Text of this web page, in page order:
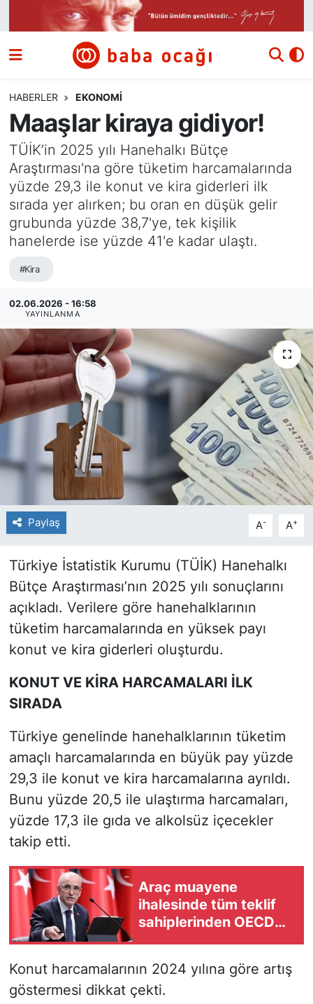
HABERLER EKONOMI
Maaşlar kiraya gidiyor!
TÜİK’in 2025 yılı Hanehalkı Bütçe
Araştırması'na göre tüketim harcamalarında
yüzde 29,3 ile konut ve kira giderleri ilk
sırada yer alırken; bu oran en düşük gelir
grubunda yüzde 38,7'ye, tek kişilik
hanelerde ise yüzde 41'e kadar ulaştı.
#Kira
02.06.2026 - 16:58
YAYINLANMA
Paylaş A- A+
Türkiye İstatistik Kurumu (TÜİK) Hanehalkı
Bütçe Araştırması’nın 2025 yılı sonuçlarını
açıkladı. Verilere göre hanehalklarının
tüketim harcamalarında en yüksek payı
konut ve kira giderleri oluşturdu.
KONUT VE KİRA HARCAMALARI İLK
SIRADA
Türkiye genelinde hanehalklarının tüketim
amaçlı harcamalarında en büyük pay yüzde
29,3 ile konut ve kira harcamalarına ayrıldı.
Bunu yüzde 20,5 ile ulaştırma harcamaları,
yüzde 17,3 ile gıda ve alkolsüz içecekler
takip etti.
Araç muayene
ihalesinde tüm teklif
sahiplerinden OECD
Konut harcamalarının 2024 yılına göre artış
göstermesi dikkat çekti.
Siyaset
Ekonomi
Dünya
Kültür ve Sanat
Eğitim
Bilim ve Teknoloji
Yazı Dizisi
Nöbetçi Eczaneler
Namaz Vakitleri
Trafik Durumu
Süper Lig Puan Durumu ve Fikstür
Tüm Manşetler
Son Dakika Haberleri
Haber Arşivi